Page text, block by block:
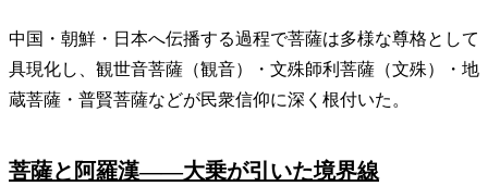
中国・朝鮮・日本へ伝播する過程で菩薩は多様な尊格として
具現化し、観世音菩薩（観音）・文殊師利菩薩（文殊）・地
蔵菩薩・普賢菩薩などが民衆信仰に深く根付いた。
菩薩と阿羅漢——大乗が引いた境界線